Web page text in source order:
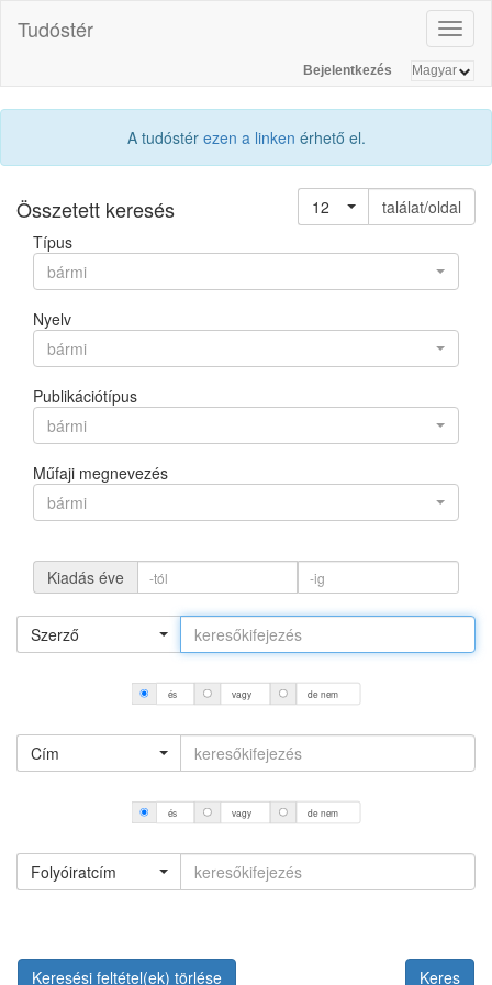
Tudóstér
Bejelentkezés
A tudóstér ezen a linken érhető el.
Összetett keresés 12
találat/oldal
Típus
bármi
Nyelv
bármi
Publikációtípus
bármi
Műfaji megnevezés
bármi
Kiadás éve
Szerző
és vagy de nem
Cím
és vagy de nem
Folyóiratcím
Keresési feltétel(ek) törlése